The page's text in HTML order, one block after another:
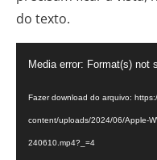
do texto.
vídeo
Media error: Format(s) not
Fazer download do arquivo:
content/uploads/2024/06/Apple-
240610.mp4?_=4